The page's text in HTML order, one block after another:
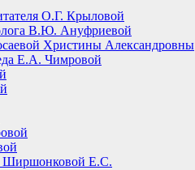
О.Г. Крыловой
В.Ю. Ануфриевой
Христины Александровны
Е.А. Чимровой
Ширшонковой Е.С.